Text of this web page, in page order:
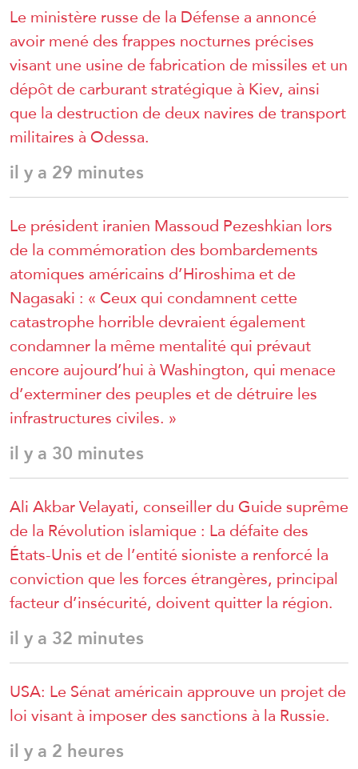
Le ministère russe de la Défense a annoncé
avoir mené des frappes nocturnes précises
visant une usine de fabrication de missiles et un
dépôt de carburant stratégique à Kiev, ainsi
que la destruction de deux navires de transport
militaires à Odessa.
il y a 29 minutes
Le président iranien Massoud Pezeshkian lors
de la commémoration des bombardements
atomiques américains d’Hiroshima et de
Nagasaki : « Ceux qui condamnent cette
catastrophe horrible devraient également
condamner la même mentalité qui prévaut
encore aujourd’hui à Washington, qui menace
d’exterminer des peuples et de détruire les
infrastructures civiles. »
il y a 30 minutes
Ali Akbar Velayati, conseiller du Guide suprême
de la Révolution islamique : La défaite des
États-Unis et de l’entité sioniste a renforcé la
conviction que les forces étrangères, principal
facteur d’insécurité, doivent quitter la région.
il y a 32 minutes
USA: Le Sénat américain approuve un projet de
loi visant à imposer des sanctions à la Russie.
il y a 2 heures